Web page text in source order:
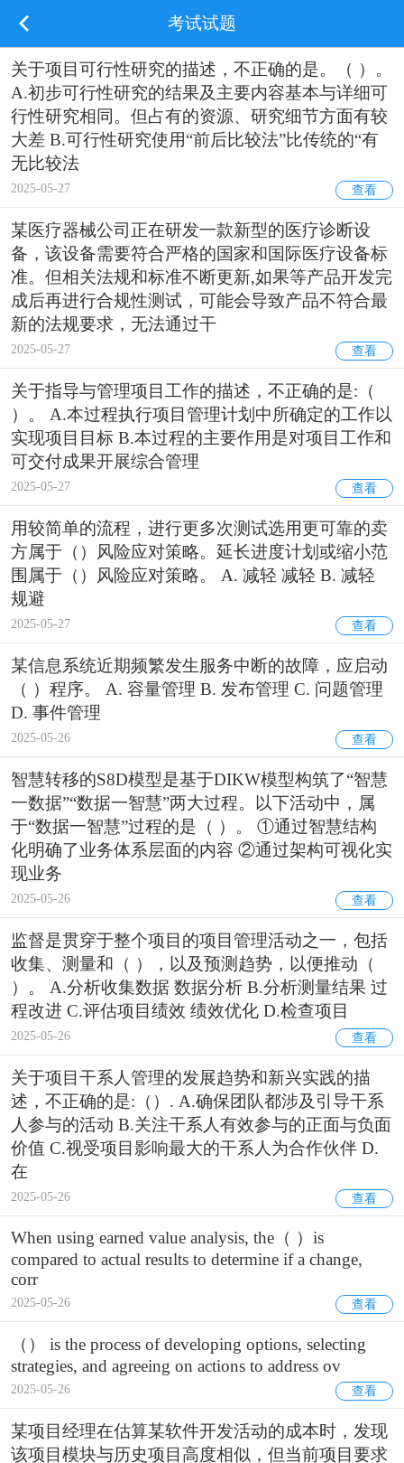
考试试题
关于项目可行性研究的描述，不正确的是。（ ）。
A.初步可行性研究的结果及主要内容基本与详细可
行性研究相同。但占有的资源、研究细节方面有较
大差 B.可行性研究使用“前后比较法”比传统的“有
无比较法
2025-05-27 查看
某医疗器械公司正在研发一款新型的医疗诊断设
备，该设备需要符合严格的国家和国际医疗设备标
准。但相关法规和标准不断更新,如果等产品开发完
成后再进行合规性测试，可能会导致产品不符合最
新的法规要求，无法通过干
2025-05-27 查看
关于指导与管理项目工作的描述，不正确的是:（
）。 A.本过程执行项目管理计划中所确定的工作以
实现项目目标 B.本过程的主要作用是对项目工作和
可交付成果开展综合管理
2025-05-27 查看
用较简单的流程，进行更多次测试选用更可靠的卖
方属于（）风险应对策略。延长进度计划或缩小范
围属于（）风险应对策略。 A. 减轻 减轻 B. 减轻
规避
2025-05-27 查看
某信息系统近期频繁发生服务中断的故障，应启动
（ ）程序。 A. 容量管理 B. 发布管理 C. 问题管理
D. 事件管理
2025-05-26 查看
智慧转移的S8D模型是基于DIKW模型构筑了“智慧
一数据”“数据一智慧”两大过程。以下活动中，属
于“数据一智慧”过程的是（ ）。 ①通过智慧结构
化明确了业务体系层面的内容 ②通过架构可视化实
现业务
2025-05-26 查看
监督是贯穿于整个项目的项目管理活动之一，包括
收集、测量和（ ），以及预测趋势，以便推动（
）。 A.分析收集数据 数据分析 B.分析测量结果 过
程改进 C.评估项目绩效 绩效优化 D.检查项目
2025-05-26 查看
关于项目干系人管理的发展趋势和新兴实践的描
述，不正确的是:（）. A.确保团队都涉及引导干系
人参与的活动 B.关注干系人有效参与的正面与负面
价值 C.视受项目影响最大的干系人为合作伙伴 D.
在
2025-05-26 查看
When using earned value analysis, the（ ）is
compared to actual results to determine if a change,
corr
2025-05-26 查看
（） is the process of developing options, selecting
strategies, and agreeing on actions to address ov
2025-05-26 查看
某项目经理在估算某软件开发活动的成本时，发现
该项目模块与历史项目高度相似，但当前项目要求